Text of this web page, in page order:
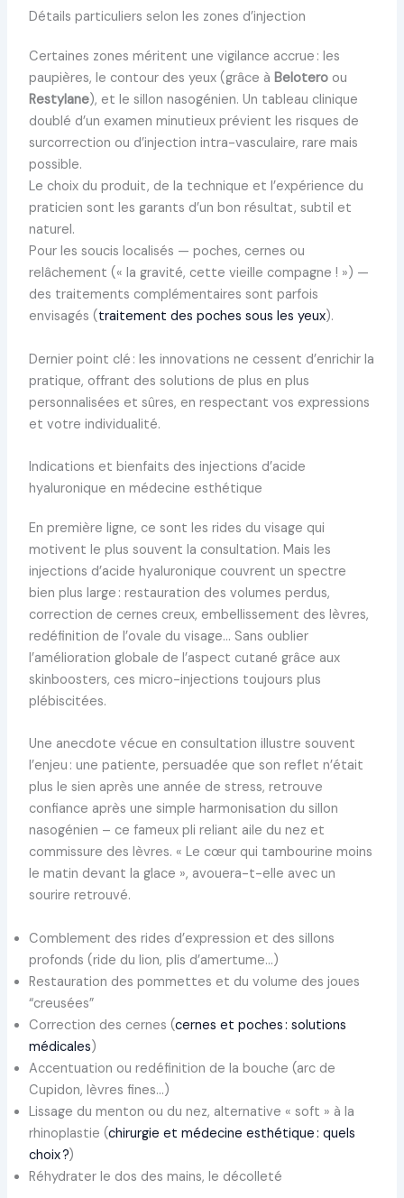
Détails particuliers selon les zones d’injection
Certaines zones méritent une vigilance accrue : les
paupières, le contour des yeux (grâce à Beloteroou
Restylane), et le sillon nasogénien. Un tableau clinique
doublé d’un examen minutieux prévient les risques de
surcorrection ou d’injection intra-vasculaire, rare mais
possible.
Le choix du produit, de la technique et l’expérience du
praticien sont les garants d’un bon résultat, subtil et
naturel.
Pour les soucis localisés — poches, cernes ou
relâchement (« la gravité, cette vieille compagne ! ») —
des traitements complémentaires sont parfois
envisagés (traitement des poches sous les yeux).
Dernier point clé : les innovations ne cessent d’enrichir la
pratique, offrant des solutions de plus en plus
personnalisées et sûres, en respectant vos expressions
et votre individualité.
Indications et bienfaits des injections d’acide
hyaluronique en médecine esthétique
En première ligne, ce sont les rides du visage qui
motivent le plus souvent la consultation. Mais les
injections d’acide hyaluronique couvrent un spectre
bien plus large : restauration des volumes perdus,
correction de cernes creux, embellissement des lèvres,
redéfinition de l’ovale du visage… Sans oublier
l’amélioration globale de l’aspect cutané grâce aux
skinboosters, ces micro-injections toujours plus
plébiscitées.
Une anecdote vécue en consultation illustre souvent
l’enjeu : une patiente, persuadée que son reflet n’était
plus le sien après une année de stress, retrouve
confiance après une simple harmonisation du sillon
nasogénien – ce fameux pli reliant aile du nez et
commissure des lèvres. « Le cœur qui tambourine moins
le matin devant la glace », avouera-t-elle avec un
sourire retrouvé.
Comblement des rides d’expression et des sillons
profonds (ride du lion, plis d’amertume…)
Restauration des pommettes et du volume des joues
“creusées”
Correction des cernes (cernes et poches : solutions
médicales)
Accentuation ou redéfinition de la bouche (arc de
Cupidon, lèvres fines…)
Lissage du menton ou du nez, alternative « soft » à la
rhinoplastie (chirurgie et médecine esthétique : quels
choix ?)
Réhydrater le dos des mains, le décolleté